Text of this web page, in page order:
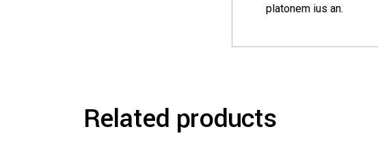
platonem ius an.
Related products